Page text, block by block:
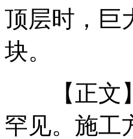
为让孩子睡得舒服 妈妈
顶层时，巨
块。
【正文】
罕见。施工